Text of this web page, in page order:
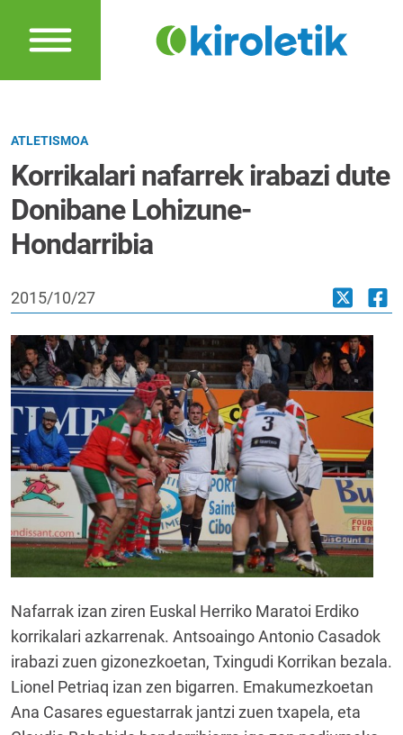
ATLETISMOA
Korrikalari nafarrek irabazi dute
Donibane Lohizune-
Hondarribia
2015/10/27
Nafarrak izan ziren Euskal Herriko Maratoi Erdiko
korrikalari azkarrenak. Antsoaingo Antonio Casadok
irabazi zuen gizonezkoetan, Txingudi Korrikan bezala.
Lionel Petriaq izan zen bigarren. Emakumezkoetan
Ana Casares eguestarrak jantzi zuen txapela, eta